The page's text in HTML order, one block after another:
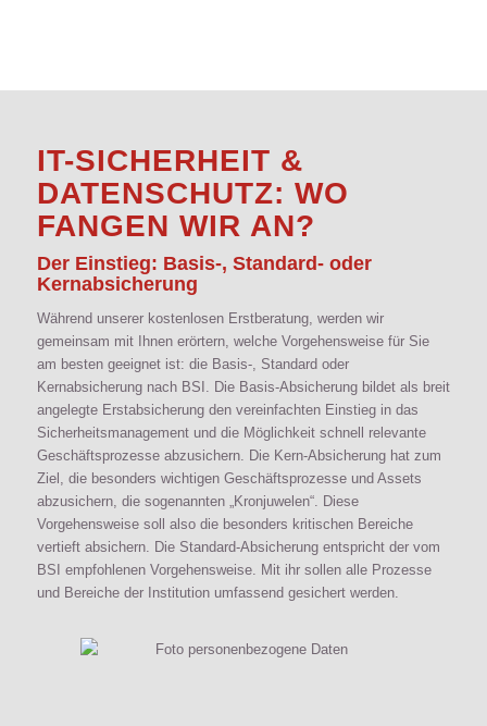
IT-SICHERHEIT &
DATENSCHUTZ: WO
FANGEN WIR AN?
Der Einstieg: Basis-, Standard- oder
Kernabsicherung
Während unserer kostenlosen Erstberatung, werden wir
gemeinsam mit Ihnen erörtern, welche Vorgehensweise für Sie
am besten geeignet ist: die Basis-, Standard oder
Kernabsicherung nach BSI. Die Basis-Absicherung bildet als breit
angelegte Erstabsicherung den vereinfachten Einstieg in das
Sicherheitsmanagement und die Möglichkeit schnell relevante
Geschäftsprozesse abzusichern. Die Kern-Absicherung hat zum
Ziel, die besonders wichtigen Geschäftsprozesse und Assets
abzusichern, die sogenannten „Kronjuwelen“. Diese
Vorgehensweise soll also die besonders kritischen Bereiche
vertieft absichern. Die Standard-Absicherung entspricht der vom
BSI empfohlenen Vorgehensweise. Mit ihr sollen alle Prozesse
und Bereiche der Institution umfassend gesichert werden.